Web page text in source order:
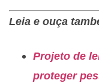
Leia e ouça
Projeto de
proteger